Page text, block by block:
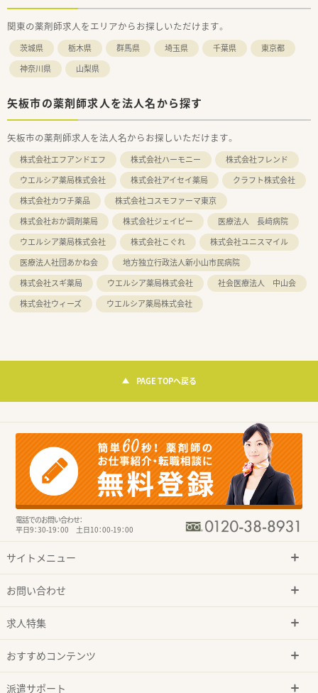
関東の薬剤師求人をエリアからお探しいただけます。
茨城県 栃木県 群馬県 埼玉県 千葉県
東京都
神奈川県
山梨県
矢板市の薬剤師求人を法人名から探す
矢板市の薬剤師求人を法人名からお探しいただけます。
株式会社エフアンドエフ 株式会社ハーモニー
株式会社フレンド
ウエルシア薬局株式会社
株式会社アイセイ薬局
クラフト株式会社
株式会社カワチ薬品
株式会社コスモファーマ東京
株式会社おか調剤薬局
株式会社ジェイピー
医療法人 長﨑病院
ウエルシア薬局株式会社
株式会社こぐれ
株式会社ユニスマイル
医療法人社団あかね会
地方独立行政法人新小山市民病院
株式会社スギ薬局
ウエルシア薬局株式会社
社会医療法人 中山会
株式会社ウィーズ
ウエルシア薬局株式会社
PAGE TOPへ戻る
電話でのお問い合わせ：
平日9：30-19：00 土日10：00-19：00
サイトメニュー
お問い合わせ
求人特集
おすすめコンテンツ
派遣サポート